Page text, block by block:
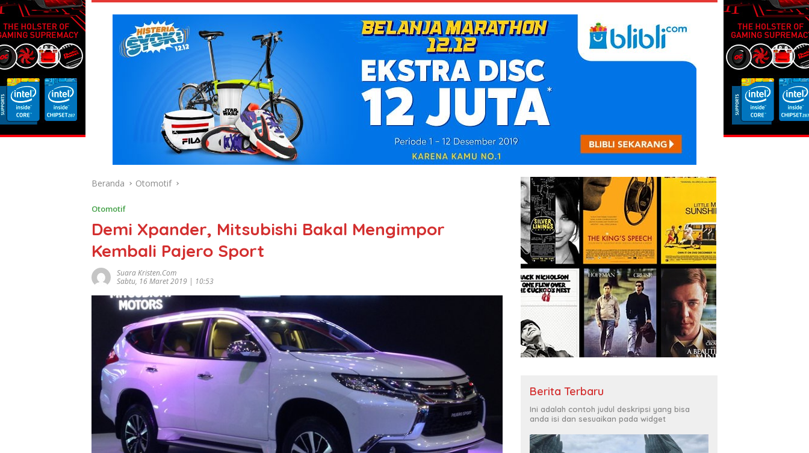
Beranda Otomotif
Otomotif
Demi Xpander, Mitsubishi Bakal Mengimpor
Kembali Pajero Sport
Suara Kristen.com
Sabtu, 16 Maret 2019 | 10:53
Berita Terbaru
Ini adalah contoh judul deskripsi yang bisa
anda isi dan sesuaikan pada widget